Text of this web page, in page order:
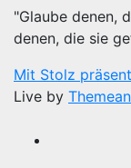
"Glaube denen,
denen, die sie
Mit Stolz
Live by